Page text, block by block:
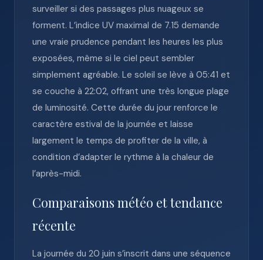
surveiller si des passages plus nuageux se
forment. L’indice UV maximal de 7.15 demande
une vraie prudence pendant les heures les plus
exposées, même si le ciel peut sembler
simplement agréable. Le soleil se lève à 05:41 et
se couche à 22:02, offrant une très longue plage
de luminosité. Cette durée du jour renforce le
caractère estival de la journée et laisse
largement le temps de profiter de la ville, à
condition d’adapter le rythme à la chaleur de
l’après-midi.
Comparaisons météo et tendance
récente
La journée du 20 juin s’inscrit dans une séquence